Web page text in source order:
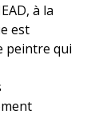
à la
est
peintre qui